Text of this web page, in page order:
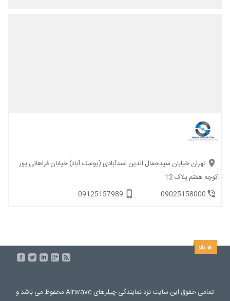
تهران خیابان سیدجمال الدین اسدآبادی (یوسف آباد) خیابان فراهانی پور
کوچه هفتم پلاک 12
09025158000
09125157989
تمامی حقوق این سایت نزد نمایندگی چیلرهای Airwave محفوظ می باشد و